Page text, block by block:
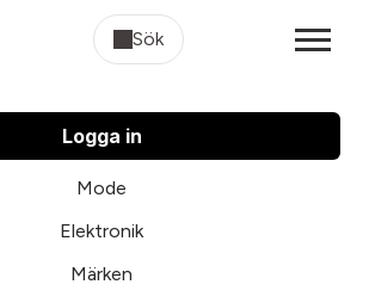
Sök
Logga in
Mode
Elektronik
Märken